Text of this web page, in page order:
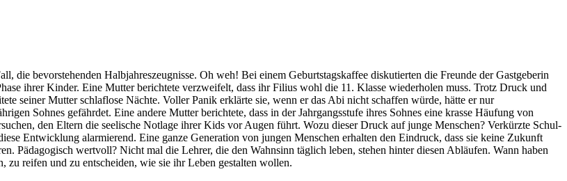
die bevorstehenden Halbjahreszeugnisse. Oh weh! Bei einem Geburtstagskaffee diskutierten die Freunde der Gastgeberin
ihrer Kinder. Eine Mutter berichtete verzweifelt, dass ihr Filius wohl die 11. Klasse wiederholen muss. Trotz Druck und
seiner Mutter schlaflose Nächte. Voller Panik erklärte sie, wenn er das Abi nicht schaffen würde, hätte er nur
Sohnes gefährdet. Eine andere Mutter berichtete, dass in der Jahrgangsstufe ihres Sohnes eine krasse Häufung von
den Eltern die seelische Notlage ihrer Kids vor Augen führt. Wozu dieser Druck auf junge Menschen? Verkürzte Schul-
Entwicklung alarmierend. Eine ganze Generation von jungen Menschen erhalten den Eindruck, dass sie keine Zukunft
Pädagogisch wertvoll? Nicht mal die Lehrer, die den Wahnsinn täglich leben, stehen hinter diesen Abläufen. Wann haben
zu reifen und zu entscheiden, wie sie ihr Leben gestalten wollen.